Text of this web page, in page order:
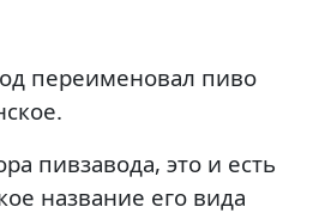
переименовал пиво
пивзавода, это и есть
название его вида